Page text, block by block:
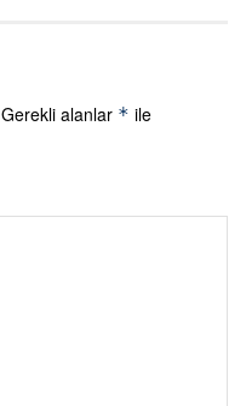
Gerekli alanlar * ile